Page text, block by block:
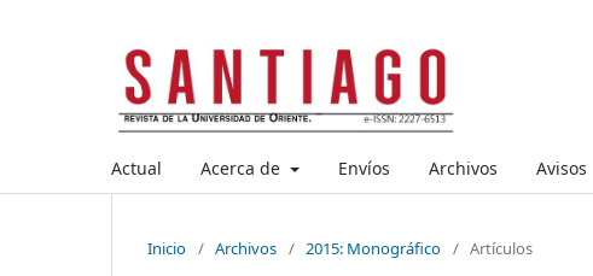
Actual Acerca de Envíos Archivos Avisos
Inicio / Archivos / 2015: Monográfico / Artículos